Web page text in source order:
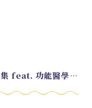
EP.220 好久不見！2026 試錄集 feat. 功能醫學營養師 美寶